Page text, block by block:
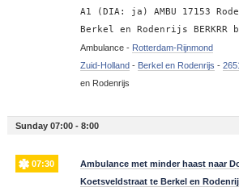
A1 (DIA: ja) AMBU 17153
Berkel en Rodenrijs BERKRR
Ambulance - Rotterdam-Rijnmond
Zuid-Holland- Berkel en Rodenrijs -
en Rodenrijs
Sunday 07:00 - 8:00
07:30
Ambulance met minder haast naar
Koetsveldstraat te Berkel en